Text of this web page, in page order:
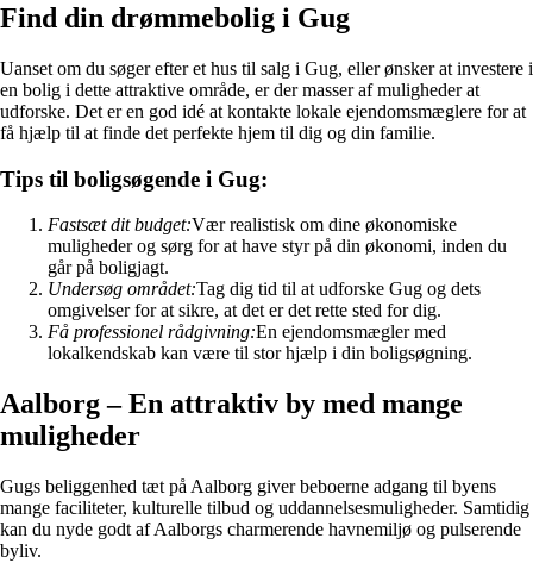
Find din drømmebolig i Gug
Uanset om du søger efter et hus til salg i Gug, eller ønsker at investere i
en bolig i dette attraktive område, er der masser af muligheder at
udforske. Det er en god idé at kontakte lokale ejendomsmæglere for at
få hjælp til at finde det perfekte hjem til dig og din familie.
Tips til boligsøgende i Gug:
Fastsæt dit budget:Vær realistisk om dine økonomiske
muligheder og sørg for at have styr på din økonomi, inden du
går på boligjagt.
Undersøg området:Tag dig tid til at udforske Gug og dets
omgivelser for at sikre, at det er det rette sted for dig.
Få professionel rådgivning:En ejendomsmægler med
lokalkendskab kan være til stor hjælp i din boligsøgning.
Aalborg – En attraktiv by med mange
muligheder
Gugs beliggenhed tæt på Aalborg giver beboerne adgang til byens
mange faciliteter, kulturelle tilbud og uddannelsesmuligheder. Samtidig
kan du nyde godt af Aalborgs charmerende havnemiljø og pulserende
byliv.